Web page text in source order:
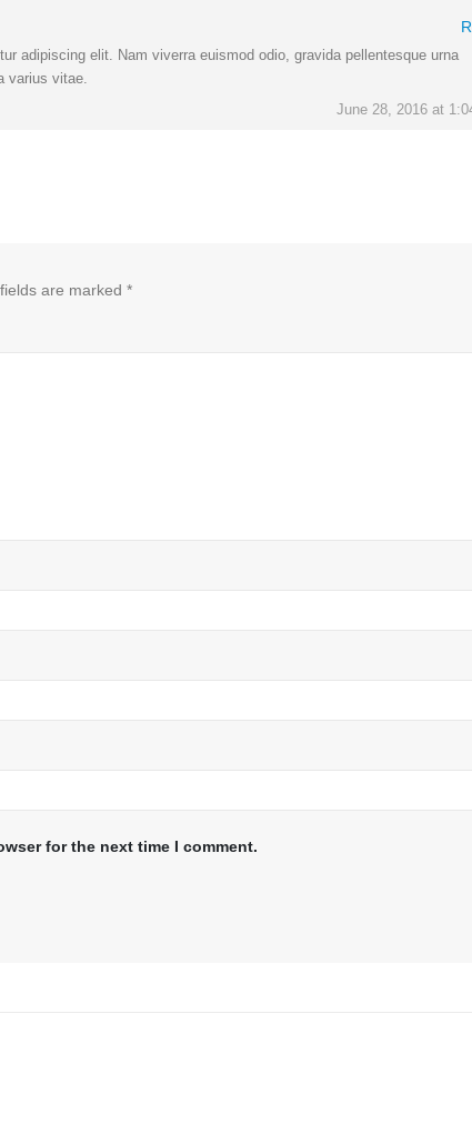
adipiscing elit. Nam viverra euismod odio, gravida pellentesque urna
varius vitae.
June 28, 2016 at
are marked *
for the next time I comment.